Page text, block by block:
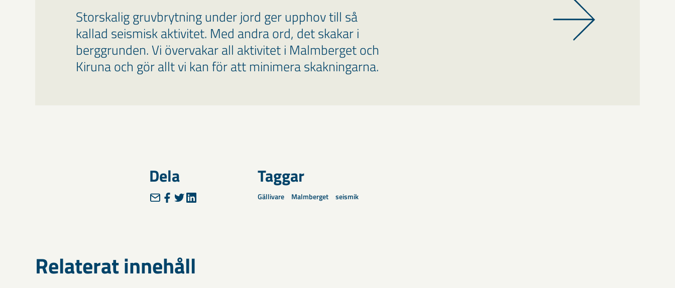
Storskalig gruvbrytning under jord ger upphov till så
kallad seismisk aktivitet. Med andra ord, det skakar i
berggrunden. Vi övervakar all aktivitet i Malmberget och
Kiruna och gör allt vi kan för att minimera skakningarna.
Dela Taggar
Gällivare Malmberget seismik
Relaterat innehåll